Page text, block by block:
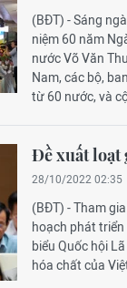
(BĐT) - Sáng
niệm 60 năm
nước Võ Văn
Nam, các bộ,
từ 60 nước, và
Đề xuất loạt
28/10/2022 02:35
(BĐT) - Tham
hoạch phát triển
biểu Quốc hội
hóa chất của